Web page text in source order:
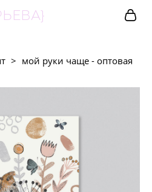
> мой руки чаще - оптовая